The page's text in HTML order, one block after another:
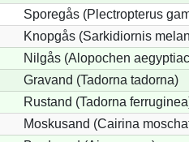
Sporegås (Plectropterus
Knopgås (Sarkidiornis
Nilgås (Alopochen
Gravand (Tadorna tadorna)
Rustand (Tadorna
Moskusand (Cairina